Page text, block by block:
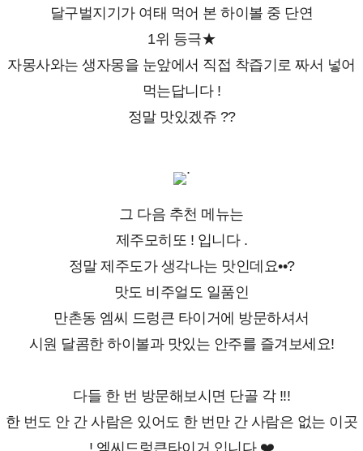
달구벌지기가 여태 먹어 본 하이볼 중 단연
1위 등극★
자몽사와는 생자몽을 눈앞에서 직접 착즙기로 짜서 넣어
먹는답니다 !
정말 맛있겠쥬 ??
.
그 다음 추천 메뉴는
제주모히또 ! 입니다 .
정말 제주도가 생각나는 맛인데요••?
맛도 비주얼도 일품인
만촌동 엠씨 드렁큰 타이거에 방문하셔서
시원 달콤한 하이볼과 맛있는 안주를 즐겨보세요!
다들 한 번 방문해보시면 단골 각 !!!
한 번도 안 간 사람은 있어도 한 번만 간 사람은 없는 이곳
! 엠씨드렁큰타이거 입니다 ❤️